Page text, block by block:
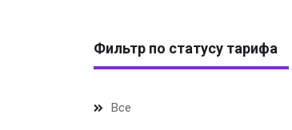
Фильтр по статусу тарифа
Все